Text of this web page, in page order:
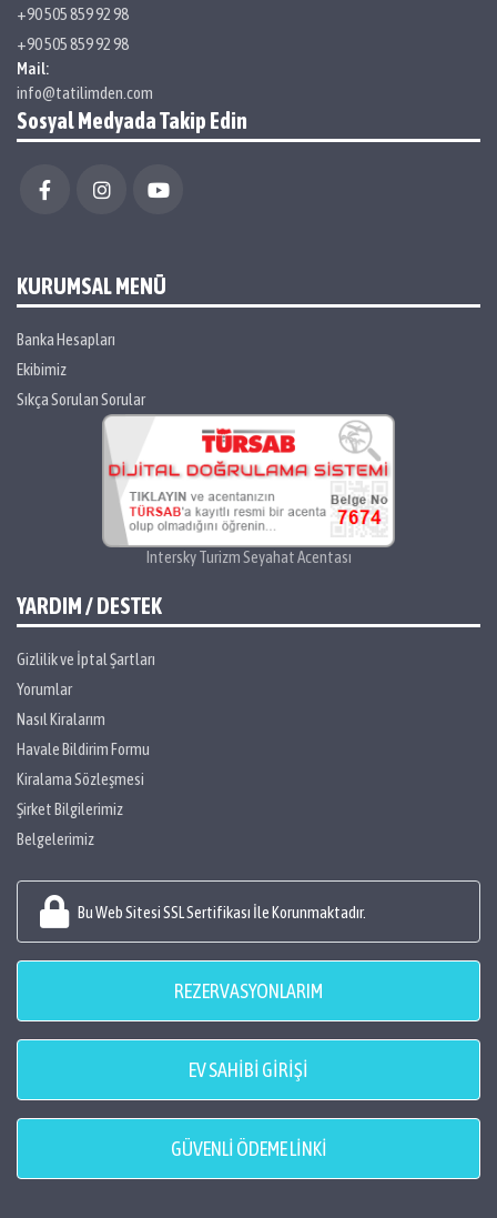
+90 505 859 92 98
+90 505 859 92 98
Mail:
info@tatilimden.com
Sosyal Medyada Takip Edin
KURUMSAL MENÜ
Banka Hesapları
Ekibimiz
Sıkça Sorulan Sorular
Intersky Turizm Seyahat Acentası
YARDIM / DESTEK
Gizlilik ve İptal Şartları
Yorumlar
Nasıl Kiralarım
Havale Bildirim Formu
Kiralama Sözleşmesi
Şirket Bilgilerimiz
Belgelerimiz
Bu Web Sitesi SSL Sertifikası İle Korunmaktadır.
REZERVASYONLARIM
EV SAHİBİ GİRİŞİ
GÜVENLİ ÖDEME LİNKİ